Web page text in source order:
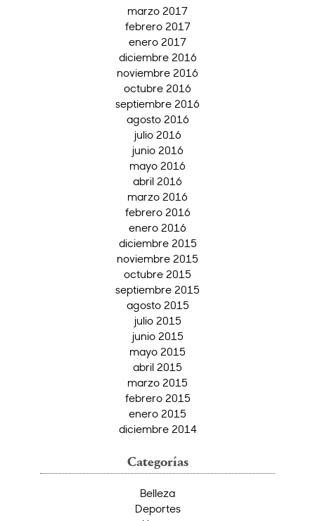
marzo 2017
febrero 2017
enero 2017
diciembre 2016
noviembre 2016
octubre 2016
septiembre 2016
agosto 2016
julio 2016
junio 2016
mayo 2016
abril 2016
marzo 2016
febrero 2016
enero 2016
diciembre 2015
noviembre 2015
octubre 2015
septiembre 2015
agosto 2015
julio 2015
junio 2015
mayo 2015
abril 2015
marzo 2015
febrero 2015
enero 2015
diciembre 2014
Categorías
Belleza
Deportes